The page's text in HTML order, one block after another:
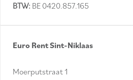
BTW: BE 0420.857.165
Euro Rent Sint-Niklaas
Moerputstraat 1